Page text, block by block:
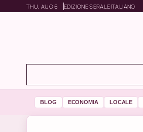
THU, AUG 6 EDIZIONE SERALEITALIANO
BLOG ECONOMIA LOCALE